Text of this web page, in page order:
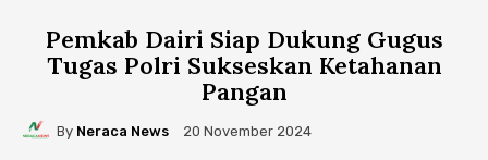
Pemkab Dairi Siap Dukung Gugus
Tugas Polri Sukseskan Ketahanan
Pangan
By Neraca News 20 November 2024